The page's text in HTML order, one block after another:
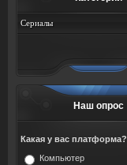
Сериалы
Наш опрос
Какая у вас платформа?
Компьютер